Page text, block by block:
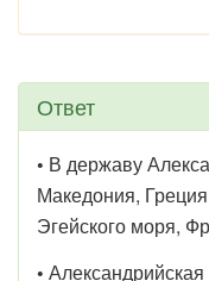
Ответ
• В державу
Македония,
Эгейского моря,
•